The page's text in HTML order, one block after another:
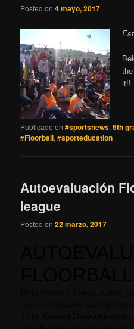
Posted on4 mayo, 2017
it!!
Publicado en #sportsnews,6th
#Floorball,#sporteducation
Autoevaluación
league
Posted on22 marzo, 2017